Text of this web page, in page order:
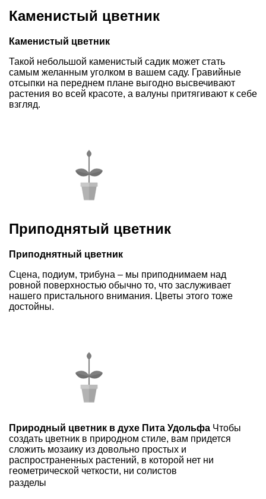
Каменистый цветник
Каменистый цветник
Такой небольшой каменистый садик может стать
самым желанным уголком в вашем саду. Гравийные
отсыпки на переднем плане выгодно высвечивают
растения во всей красоте, а валуны притягивают к себе
взгляд.
Приподнятый цветник
Приподнятный цветник
Сцена, подиум, трибуна – мы приподнимаем над
ровной поверхностью обычно то, что заслуживает
нашего пристального внимания. Цветы этого тоже
достойны.
Природный цветник в духе Пита Удольфа Чтобы
создать цветник в природном стиле, вам придется
сложить мозаику из довольно простых и
распространенных растений, в которой нет ни
геометрической четкости, ни солистов
разделы